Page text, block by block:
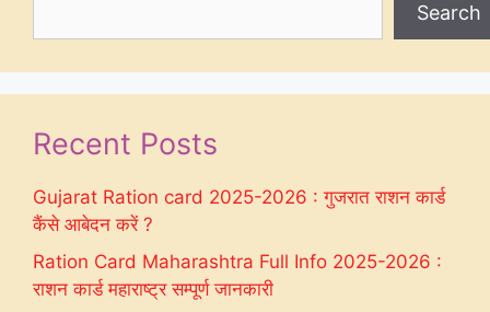
Search
Recent Posts
Gujarat Ration card 2025-2026 : गुजरात राशन कार्ड
कैंसे आबेदन करें ?
Ration Card Maharashtra Full Info 2025-2026 :
राशन कार्ड महाराष्ट्र सम्पूर्ण जानकारी